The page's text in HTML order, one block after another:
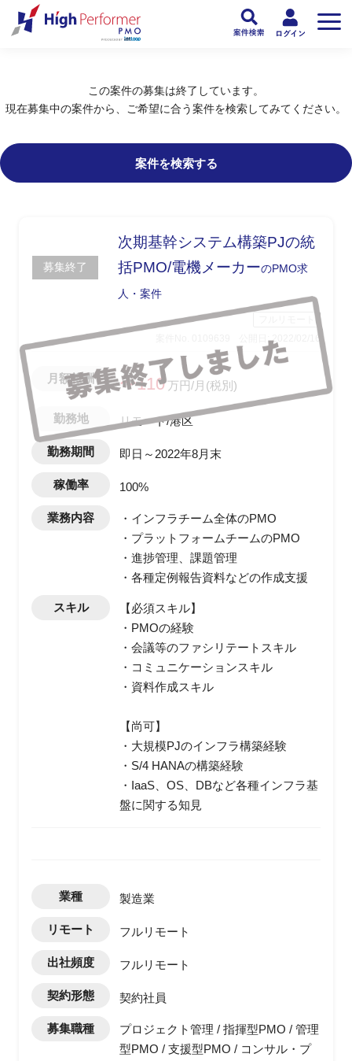
この案件の募集は終了しています。
現在募集中の案件から、ご希望に合う案件を検索してみてください。
案件を検索する
募集終了
次期基幹システム構築PJの統
括PMO/電機メーカーのPMO求
人・案件
公開日: 2022/02/16
月額報酬 〜110万円/月(税別)
勤務地 リモート/港区
勤務期間 即日～2022年8月末
稼働率 100%
業務内容
・インフラチーム全体のPMO
・プラットフォームチームのPMO
・進捗管理、課題管理
・各種定例報告資料などの作成支援
スキル
【必須スキル】
・PMOの経験
・会議等のファシリテートスキル
・コミュニケーションスキル
・資料作成スキル
【尚可】
・大規模PJのインフラ構築経験
・S/4 HANAの構築経験
・IaaS、OS、DBなど各種インフラ基
盤に関する知見
業種 製造業
リモート フルリモート
出社頻度 フルリモート
契約形態 契約社員
募集職種
プロジェクト管理 / 指揮型PMO / 管理
型PMO / 支援型PMO / コンサル・プ